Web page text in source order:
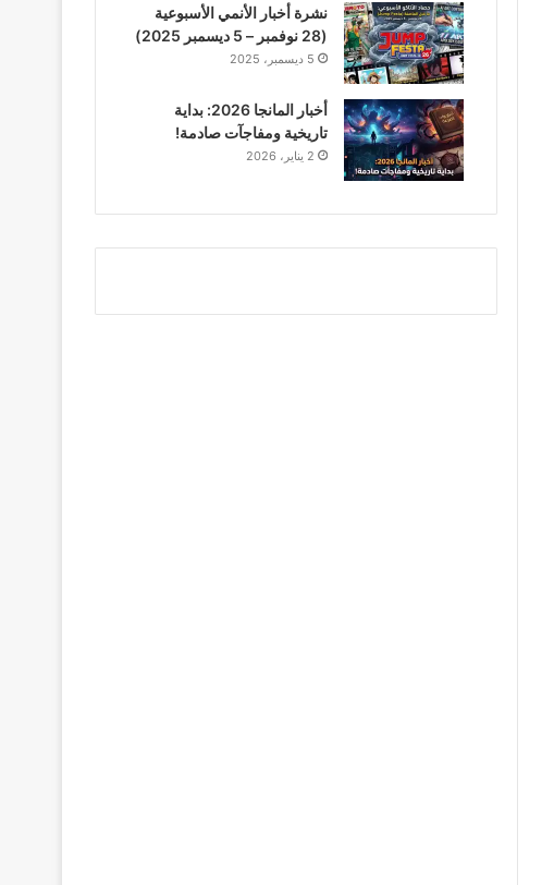
نشرة أخبار الأنمي الأسبوعية
(28 نوفمبر – 5 ديسمبر 2025)
5 ديسمبر، 2025
أخبار المانجا 2026: بداية
تاريخية ومفاجآت صادمة!
2 يناير، 2026